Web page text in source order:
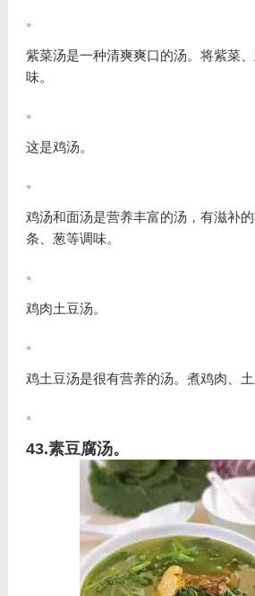
。
紫菜汤是一种清爽爽口的汤。将紫菜
味。
。
这是鸡汤。
。
鸡汤和面汤是营养丰富的汤，有滋补
条、葱等调味。
。
鸡肉土豆汤。
。
鸡土豆汤是很有营养的汤。煮鸡肉、土
。
43.素豆腐汤。